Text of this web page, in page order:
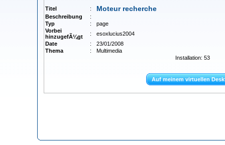
Titel : Moteur recherche
Beschreibung
:
Typ
:
page
Vorbei
hinzugefÃ¼gt
:
esoxlucius2004
Date
:
23/01/2008
Thema
:
Multimedia
Installation: 53
Auf meinem virtuellen